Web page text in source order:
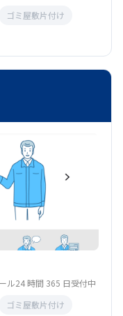
ゴミ屋敷片付け
ル24 時間 365 日受付中
ゴミ屋敷片付け